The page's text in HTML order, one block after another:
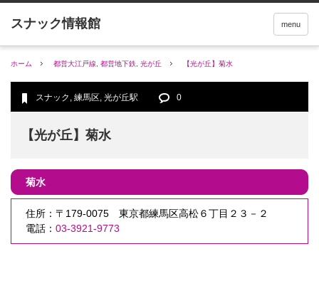
menu
ホーム 都営大江戸線 都営地下鉄 光が丘 【光が丘】菊水
スナック , 練馬区, 光が丘駅 0
【光が丘】菊水
菊水
住所：〒179-0075 東京都練馬区高松６丁目２３－２
電話： 03-3921-9773